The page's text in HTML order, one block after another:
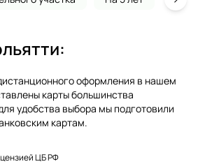
:
оформления в нашем
карты большинства
удобства выбора мы подготовили
картам.
ЦБ РФ